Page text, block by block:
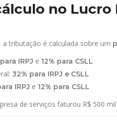
no Lucro
tributação é calculada sobre um
IRPJ e 12% para CSLL
32% para IRPJ e CSLL
IRPJ e 12% para CSLL
de serviços faturou R$ 500